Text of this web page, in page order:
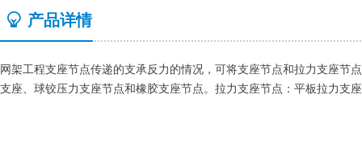
ꁙ 产品详情
网架工程支座节点传递的支承反力的情况，可将支座节点和拉力支座节
支座、球铰压力支座节点和橡胶支座节点。拉力支座节点：平板拉力支